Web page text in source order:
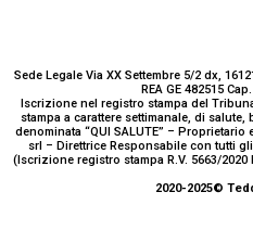
Sede Legale Via XX Settembre 5/2 dx,
REA GE 482515
Iscrizione nel registro stampa del
stampa a carattere settimanale, di
denominata “QUI SALUTE” –
srl – Direttrice Responsabile con tutti
(Iscrizione registro stampa R.V. 5663/2020
2020-2025©